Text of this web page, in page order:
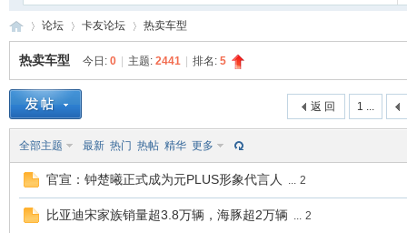
»
论坛
›
卡友论坛 热卖车型
热卖车型 今日: 0 主题: 2441 排名: 5
1 ...
返 回
全部主题 最新 热门 热帖 精华 更多
官宣：钟楚曦正式成为元PLUS形象代言人 ... 2
比亚迪宋家族销量超3.8万辆，海豚超2万辆 ... 2